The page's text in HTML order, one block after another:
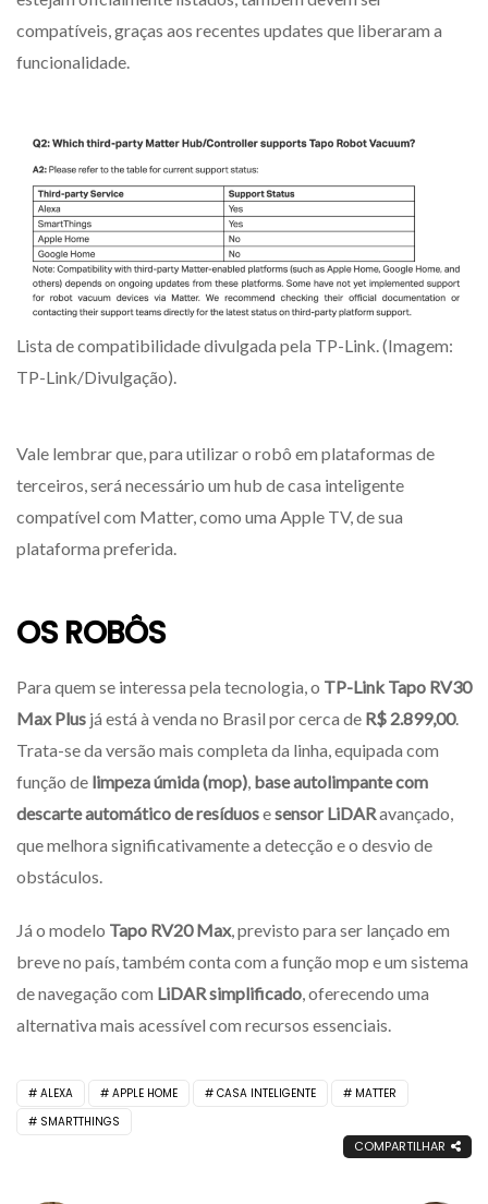
compatíveis, graças aos recentes updates que liberaram a
funcionalidade.
Lista de compatibilidade divulgada pela TP-Link. (Imagem:
TP-Link/Divulgação).
Vale lembrar que, para utilizar o robô em plataformas de
terceiros, será necessário um hub de casa inteligente
compatível com Matter, como uma Apple TV, de sua
plataforma preferida.
OS ROBÔS
Para quem se interessa pela tecnologia, o TP-Link Tapo RV30
Max Plus já está à venda no Brasil por cerca de R$ 2.899,00.
Trata-se da versão mais completa da linha, equipada com
função de limpeza úmida (mop), base autolimpante com
descarte automático de resíduosesensor LiDARavançado,
que melhora significativamente a detecção e o desvio de
obstáculos.
Já o modelo Tapo RV20 Max, previsto para ser lançado em
breve no país, também conta com a função mop e um sistema
de navegação com LiDAR simplificado, oferecendo uma
alternativa mais acessível com recursos essenciais.
ALEXA APPLE HOME CASA INTELIGENTE
MATTER
SMARTTHINGS
COMPARTILHAR